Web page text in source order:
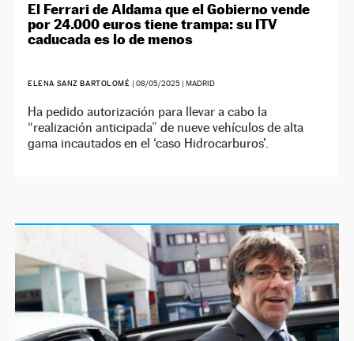
El Ferrari de Aldama que el Gobierno vende
por 24.000 euros tiene trampa: su ITV
caducada es lo de menos
ELENA SANZ BARTOLOMÉ | 08/05/2025| MADRID
Ha pedido autorización para llevar a cabo la
“realización anticipada” de nueve vehículos de alta
gama incautados en el ‘caso Hidrocarburos’.